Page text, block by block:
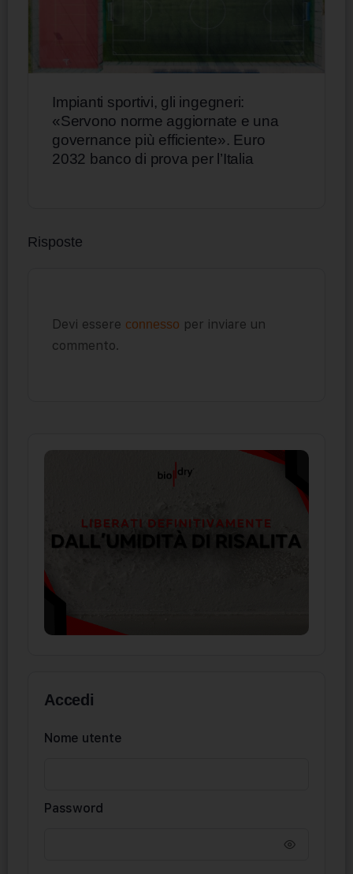
Impianti sportivi, gli ingegneri:
«Servono norme aggiornate e una
governance più efficiente». Euro
2032 banco di prova per l’Italia
Risposte
Devi essere connesso per inviare un
commento.
Accedi
Nome utente
Password